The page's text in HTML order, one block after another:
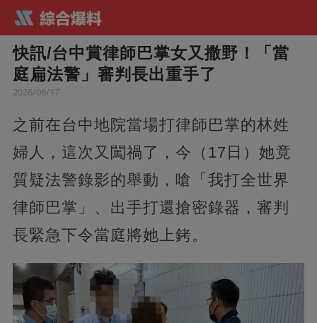
快訊/台中賞律師巴掌女又撒野！「當
庭扁法警」審判長出重手了
2026/06/17
之前在台中地院當場打律師巴掌的林姓
婦人，這次又闖禍了，今（17日）她竟
質疑法警錄影的舉動，嗆「我打全世界
律師巴掌」、出手打還搶密錄器，審判
長緊急下令當庭將她上銬。